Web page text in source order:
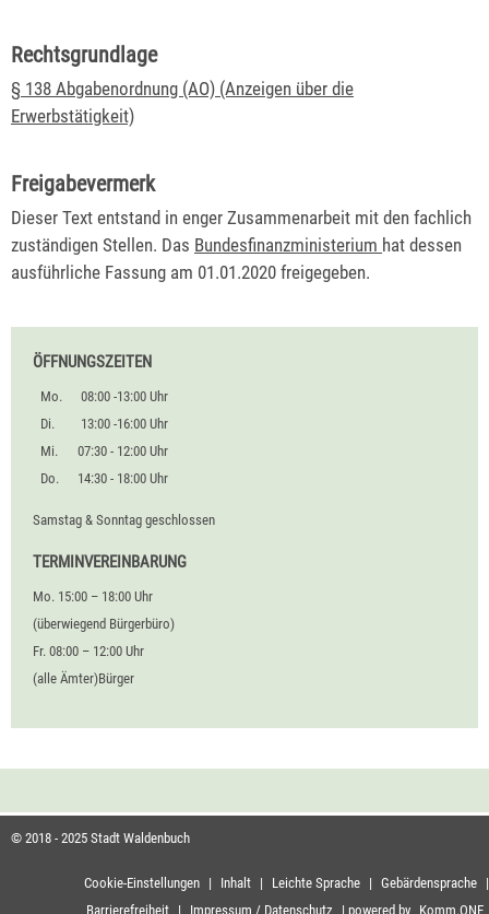
Rechtsgrundlage
§ 138 Abgabenordnung (AO) (Anzeigen über die
Erwerbstätigkeit)
Freigabevermerk
Dieser Text entstand in enger Zusammenarbeit mit den fachlich
zuständigen Stellen. Das Bundesfinanzministerium hat dessen
ausführliche Fassung am 01.01.2020 freigegeben.
ÖFFNUNGSZEITEN
Mo.
08:00 -13:00 Uhr
Di.
13:00 -16:00 Uhr
Mi.
07:30 - 12:00 Uhr
Do.
14:30 - 18:00 Uhr
Samstag & Sonntag geschlossen
TERMINVEREINBARUNG
Mo. 15:00 – 18:00 Uhr
(überwiegend Bürgerbüro)
Fr. 08:00 – 12:00 Uhr
(alle Ämter)Bürger
© 2018 - 2025 Stadt Waldenbuch
Cookie-Einstellungen | Inhalt | Leichte Sprache | Gebärdensprache |
Barrierefreiheit | Impressum / Datenschutz | powered by Komm.ONE